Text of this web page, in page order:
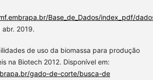
Base_de_Dados/index_pdf/
abr. 2019.
de uso da biomassa para produção
na Biotech 2012. Disponível em:
gado-de-corte/busca-de